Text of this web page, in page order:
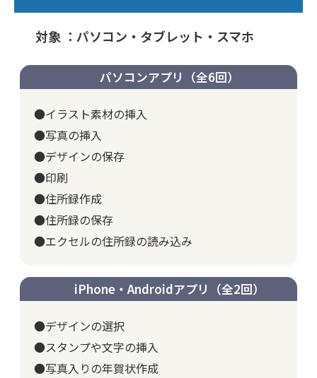
対象 ：パソコン・タブレット・スマホ
パソコンアプリ（全6回）
●イラスト素材の挿入
●写真の挿入
●デザインの保存
●印刷
●住所録作成
●住所録の保存
●エクセルの住所録の読み込み
iPhone・Androidアプリ（全2回）
●デザインの選択
●スタンプや文字の挿入
●写真入りの年賀状作成